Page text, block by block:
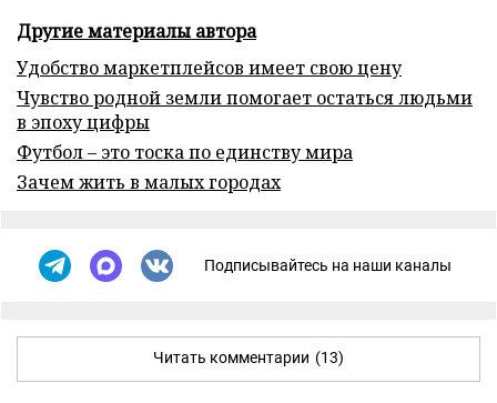
Другие материалы автора
Удобство маркетплейсов имеет свою цену
Чувство родной земли помогает остаться людьми
в эпоху цифры
Футбол – это тоска по единству мира
Зачем жить в малых городах
Подписывайтесь на наши каналы
Читать комментарии (13)